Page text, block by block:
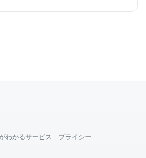
わかるサービス プライシー